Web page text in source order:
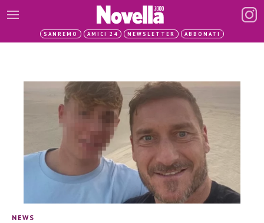
SANREMO AMICI 24 NEWSLETTER ABBONATI
NEWS